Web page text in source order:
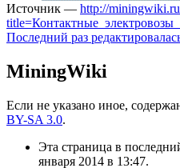
Источник — http://
Последний раз
MiningWiki
Если не указано иное,
BY-SA 3.0.
Эта страница в
января 2014 в 13:47.